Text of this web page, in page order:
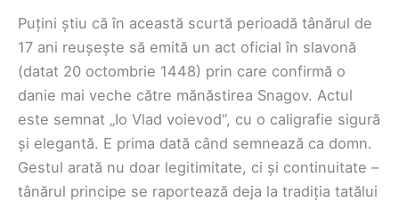
Puțini știu că în această scurtă perioadă tânărul de
17 ani reușește să emită un act oficial în slavonă
(datat 20 octombrie 1448) prin care confirmă o
danie mai veche către mănăstirea Snagov. Actul
este semnat „Io Vlad voievod“, cu o caligrafie sigură
și elegantă. E prima dată când semnează ca domn.
Gestul arată nu doar legitimitate, ci și continuitate –
tânărul principe se raportează deja la tradiția tatălui